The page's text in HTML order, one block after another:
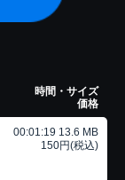
時間・サイズ
価格
00:01:19 13.6 MB
150円(税込)